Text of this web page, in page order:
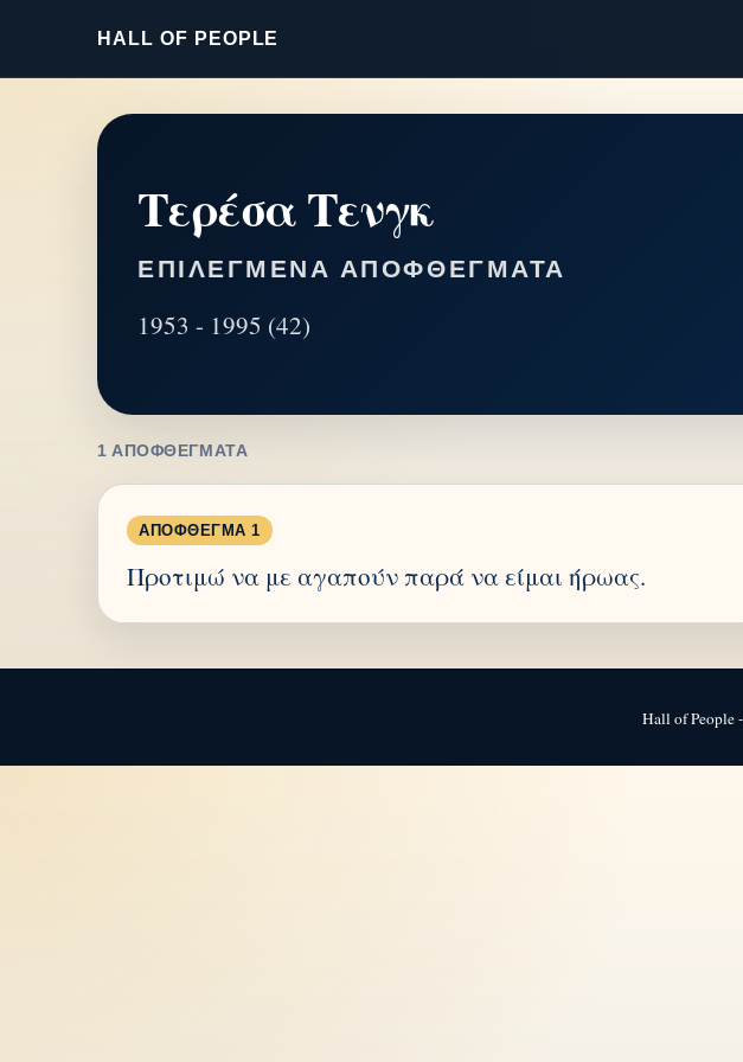
HALL OF PEOPLE
Τερέσα Τενγκ
ΕΠΙΛΕΓΜΈΝΑ ΑΠΟΦΘΈΓΜΑΤΑ
1953 - 1995 (42)
1 ΑΠΟΦΘΈΓΜΑΤΑ
ΑΠΌΦΘΕΓΜΑ 1
Προτιμώ να με αγαπούν παρά να είμαι ήρωας.
Hall of People